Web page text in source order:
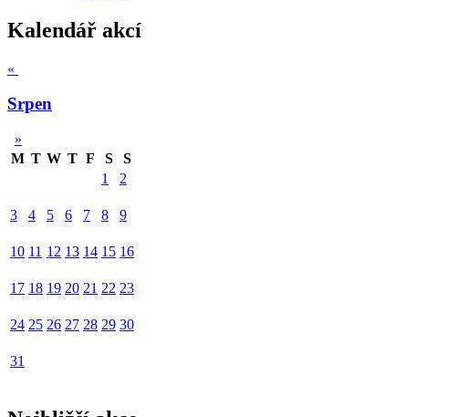
Kalendář akcí
«
Srpen
»
M T W T F S
S
1
2
3 4 5 6 7 8 9
10 11 12 13 14 15 16
17 18 19 20 21 22 23
24 25 26 27 28 29 30
31